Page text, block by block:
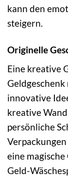
kann den
steigern.
Originelle
Eine kreative
innovative
kreative
persönliche
eine
Geld-